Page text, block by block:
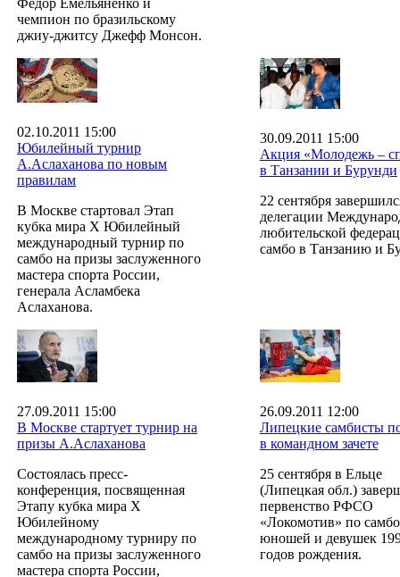
чемпион по бразильскому
джиу-джитсу Джефф Монсон.
02.10.2011 15:00
Юбилейный турнир
А.Аслаханова по новым
правилам
В Москве стартовал Этап
кубка мира Х Юбилейный
международный турнир по
самбо на призы заслуженного
мастера спорта России,
генерала Асламбека
Аслаханова.
30.09.2011 15:00
Акция «Молодежь –
в Танзании и Бурунди
22 сентября
делегации
любительской
самбо в Танзанию и
27.09.2011 15:00
В Москве стартует турнир на
призы А.Аслаханова
Состоялась пресс-
конференция, посвященная
Этапу кубка мира X
Юбилейному
международному турниру по
самбо на призы заслуженного
мастера спорта России,
26.09.2011 12:00
Липецкие самбисты
в командном зачете
25 сентября в Ельце
(Липецкая обл.)
первенство РФСО
«Локомотив» по
юношей и девушек
годов рождения.